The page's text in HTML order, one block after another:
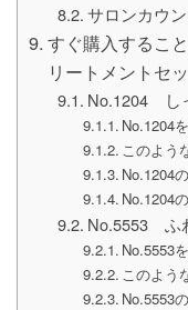
サロンカウ
すぐ購入するこ
リートメントセ
No.1204 し
No.1204
このよう
No.1204
No.1204
No.5553 ふ
No.5553
このよう
No.5553